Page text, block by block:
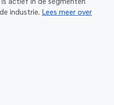
industrie. Lees meer over